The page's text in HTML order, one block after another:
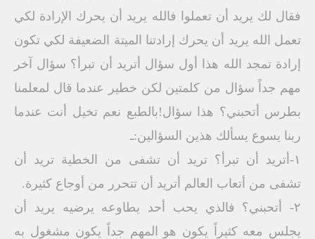
فقال لك يريد أن تعملوا فالله يريد أن يحرك الإرادة لكي
تعمل الله يريد أن يحرك إرادتنا الميتة الضعيفة لكي تكون
إرادة تمجد الله هذا أول سؤال أتريد أن تبرأ؟ سؤال آخر
مهم جداً سؤال من كلمتين لكن خطير عندما قال لمعلمنا
بطرس أتحبني؟ هذا سؤال!بالطبع نعم تخيل أنت عندما
ربنا يسوع يسألك هذين السؤالين:ـ
١-أتريد أن تبرأ؟ تريد أن تشفى من الخطية تريد أن
تشفى من أتعاب العالم أتريد أن تتحرر من أوجاع كثيرة.
٢- أتحبني؟ فالذي يحب أحد يطاوعه يرضيه يريد أن
يجلس معه كثيراً يكون هو المهم جداً يكون مشغول به